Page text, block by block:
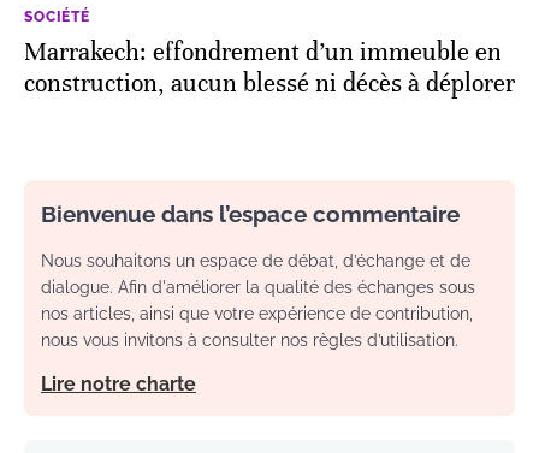
SOCIÉTÉ
Marrakech: effondrement d’un immeuble en
construction, aucun blessé ni décès à déplorer
Bienvenue dans l’espace commentaire
Nous souhaitons un espace de débat, d’échange et de
dialogue. Afin d'améliorer la qualité des échanges sous
nos articles, ainsi que votre expérience de contribution,
nous vous invitons à consulter nos règles d’utilisation.
Lire notre charte